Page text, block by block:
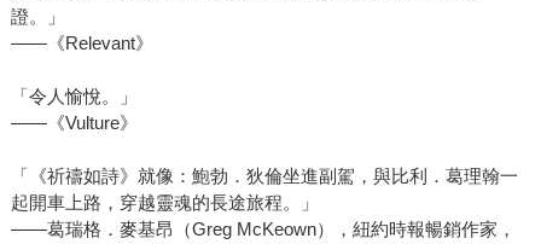
證。」
——《Relevant》
「令人愉悅。」
——《Vulture》
「《祈禱如詩》就像：鮑勃．狄倫坐進副駕，與比利．葛理翰一
起開車上路，穿越靈魂的長途旅程。」
——葛瑞格．麥基昂（Greg McKeown），紐約時報暢銷作家，